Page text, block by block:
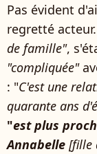
Pas évident
regretté
de famille",
"compliquée"
: "C'est une
quarante ans
"est plus
Annabelle [fille